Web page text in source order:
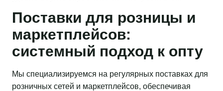
Поставки для розницы и
маркетплейсов:
системный подход к опту
Мы специализируемся на регулярных поставках для
розничных сетей и маркетплейсов, обеспечивая